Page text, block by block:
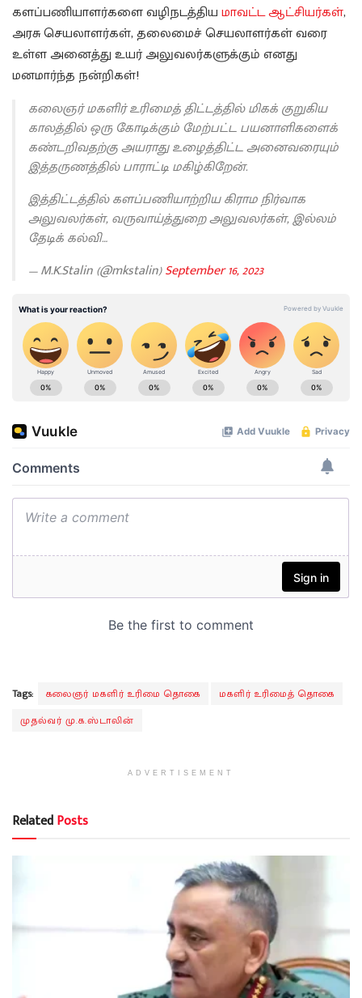
களப்பணியாளர்களை வழிநடத்தியமாவட்ட ஆட்சியர்கள்,
அரசு செயலாளர்கள், தலைமைச் செயலாளர்கள் வரை
உள்ள அனைத்து உயர் அலுவலர்களுக்கும் எனது
மனமார்ந்த நன்றிகள்!
கலைஞர் மகளிர் உரிமைத் திட்டத்தில் மிகக் குறுகிய
காலத்தில் ஒரு கோடிக்கும் மேற்பட்ட பயனாளிகளைக்
கண்டறிவதற்கு அயராது உழைத்திட்ட அனைவரையும்
இத்தருணத்தில் பாராட்டி மகிழ்கிறேன்.
இத்திட்டத்தில் களப்பணியாற்றிய கிராம நிர்வாக
அலுவலர்கள், வருவாய்த்துறை அலுவலர்கள், இல்லம்
தேடிக் கல்வி…
— M.K.Stalin (@mkstalin)September 16, 2023
Tags: கலைஞர் மகளிர் உரிமை தொகை
மகளிர் உரிமைத் தொகை
முதல்வர் மு.க.ஸ்டாலின்
ADVERTISEMENT
RelatedPosts